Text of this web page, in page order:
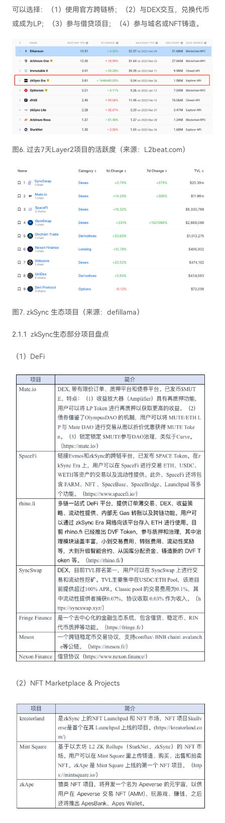
可以选择：（1）使用官方跨链桥；（2）与DEX交互，兑换代币
或成为LP；（3）参与借贷项目；（4）参与域名或NFT铸造。
图6. 过去7天Layer2项目的活跃度（来源：L2beat.com）
图7. zkSync 生态项目（来源：defillama）
2.1.1 zkSync生态部分项目盘点
（1）DeFi
（2）NFT Marketplace & Projects